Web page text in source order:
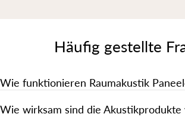
Häufig gestellte
Wie funktionieren Raumakustik
Wie wirksam sind die Akustikprodukte